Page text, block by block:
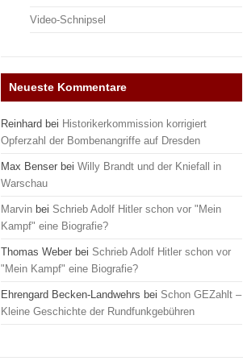
Video-Schnipsel
Neueste Kommentare
Reinhard bei Historikerkommission korrigiert
Opferzahl der Bombenangriffe auf Dresden
Max Benser beiWilly Brandt und der Kniefall in
Warschau
Marvin bei Schrieb Adolf Hitler schon vor "Mein
Kampf" eine Biografie?
Thomas Weber bei Schrieb Adolf Hitler schon vor
"Mein Kampf" eine Biografie?
Ehrengard Becken-Landwehrs bei Schon GEZahlt –
Kleine Geschichte der Rundfunkgebühren